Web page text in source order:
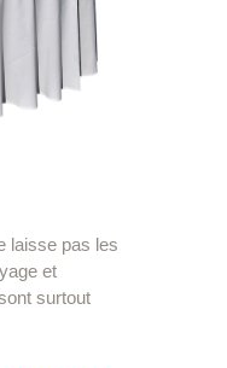
laisse pas les
et
surtout